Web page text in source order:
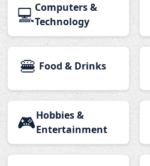
💻Computers &
Technology
🍔 Food & Drinks
🎮Hobbies &
Entertainment